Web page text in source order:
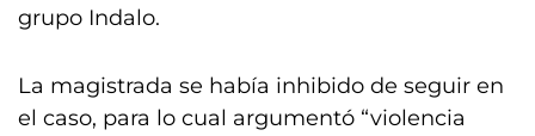
grupo Indalo.
La magistrada se había inhibido de seguir en
el caso, para lo cual argumentó “violencia